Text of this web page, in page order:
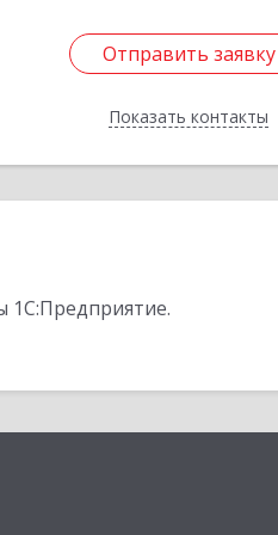
Отправить заявку
Показать контакты
Отправить заявку
Назад
1С:Предприятие.